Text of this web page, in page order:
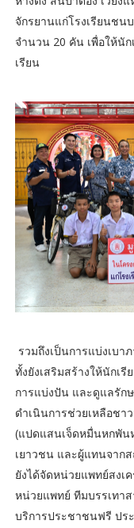
จักรยานแก่โรงเรียนชน
จำนวน 20 คัน เพื่อให้นั
เรียน
รวมถึงเป็นการแบ่งเบา
ทั้งยังเสริมสร้างให้นักเรี
การแบ่งปัน และดูแลรัก
ดำเนินการช่วยเหลือชา
(แปดแสนเจ็ดหมื่นหกพั
เยาวชน และผู้แทนจาก
ยังได้จัดหน่วยแพทย์สง
หน่วยแพทย์ ทีมบรรเทา
บริการประชาชนฟรี ปร